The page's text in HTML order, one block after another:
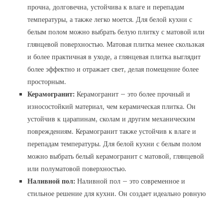
прочна, долговечна, устойчива к влаге и перепадам
температуры, а также легко моется. Для белой кухни с
белым полом можно выбрать белую плитку с матовой или
глянцевой поверхностью. Матовая плитка менее скользкая
и более практичная в уходе, а глянцевая плитка выглядит
более эффектно и отражает свет, делая помещение более
просторным.
Керамогранит: Керамогранит – это более прочный и
износостойкий материал, чем керамическая плитка. Он
устойчив к царапинам, сколам и другим механическим
повреждениям. Керамогранит также устойчив к влаге и
перепадам температуры. Для белой кухни с белым полом
можно выбрать белый керамогранит с матовой, глянцевой
или полуматовой поверхностью.
Наливной пол: Наливной пол – это современное и
стильное решение для кухни. Он создает идеально ровную